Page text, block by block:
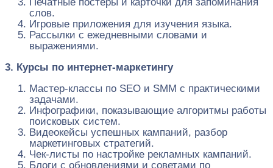
Печатные постеры и карточки для запоминания
слов.
Игровые приложения для изучения языка.
Рассылки с ежедневными словами и
выражениями.
3. Курсы по интернет-маркетингу
Мастер-классы по SEO и SMM с практическими
задачами.
Инфографики, показывающие алгоритмы работы
поисковых систем.
Видеокейсы успешных кампаний, разбор
маркетинговых стратегий.
Чек-листы по настройке рекламных кампаний.
Блоги с обновлениями и советами по